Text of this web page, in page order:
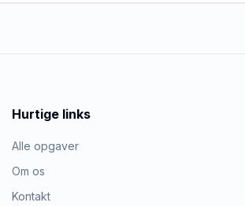
Hurtige links
Alle opgaver
Om os
Kontakt